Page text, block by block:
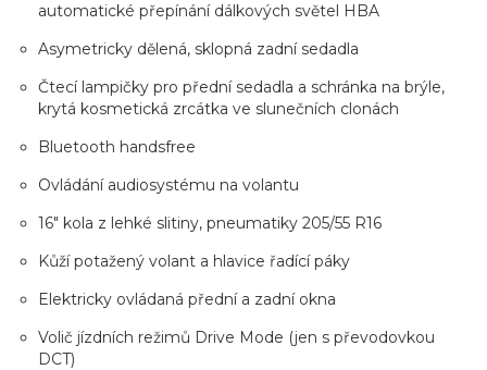
automatické přepínání dálkových světel HBA
Asymetricky dělená, sklopná zadní sedadla
Čtecí lampičky pro přední sedadla a schránka na brýle,
krytá kosmetická zrcátka ve slunečních clonách
Bluetooth handsfree
Ovládání audiosystému na volantu
16" kola z lehké slitiny, pneumatiky 205/55 R16
Kůží potažený volant a hlavice řadící páky
Elektricky ovládaná přední a zadní okna
Volič jízdních režimů Drive Mode (jen s převodovkou
DCT)